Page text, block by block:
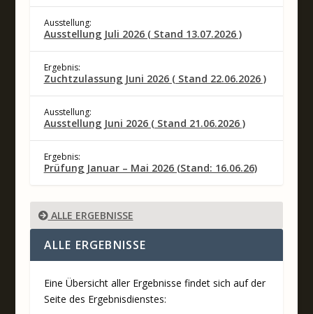
Ausstellung:
Ausstellung Juli 2026 ( Stand 13.07.2026 )
Ergebnis:
Zuchtzulassung Juni 2026 ( Stand 22.06.2026 )
Ausstellung:
Ausstellung Juni 2026 ( Stand 21.06.2026 )
Ergebnis:
Prüfung Januar – Mai 2026 (Stand: 16.06.26)
ALLE ERGEBNISSE
ALLE ERGEBNISSE
Eine Übersicht aller Ergebnisse findet sich auf der
Seite des Ergebnisdienstes: